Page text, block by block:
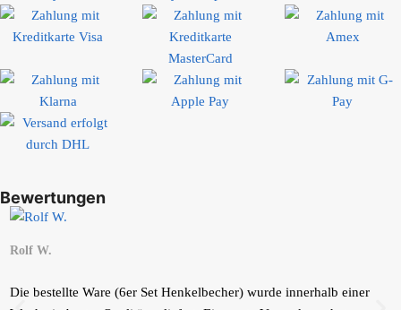
Bewertungen
Rolf W.
Die bestellte Ware (6er Set Henkelbecher) wurde innerhalb einer